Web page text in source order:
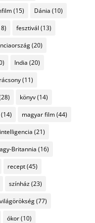
(15) Dánia (10)
fesztivál (13)
(20)
India (20)
(11)
könyv(14)
magyar film(44)
(21)
Britannia (16)
recept(45)
színház(23)
világörökség(77)
ókor(10)